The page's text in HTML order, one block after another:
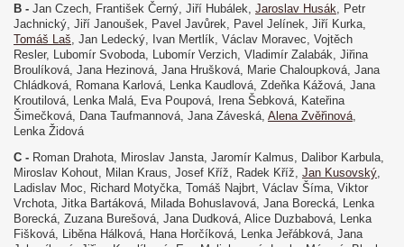
B - Jan Czech, František Černý, Jiří Hubálek, Jaroslav Husák , Petr
Jachnický, Jiří Janoušek, Pavel Javůrek, Pavel Jelínek, Jiří Kurka,
Tomáš Laš , Jan Ledecký, Ivan Mertlík, Václav Moravec, Vojtěch
Resler, Lubomír Svoboda, Lubomír Verzich, Vladimír Zalabák, Jiřina
Broulíková, Jana Hezinová, Jana Hrušková, Marie Chaloupková, Jana
Chládková, Romana Karlová, Lenka Kaudlová, Zdeňka Kážová, Jana
Kroutilová, Lenka Malá, Eva Poupová, Irena Šebková, Kateřina
Šimečková, Dana Taufmannová, Jana Záveská, Alena Zvěřinová
Lenka Židová
C - Roman Drahota, Miroslav Jansta, Jaromír Kalmus, Dalibor Karbula,
Miroslav Kohout, Milan Kraus, Josef Kříž, Radek Kříž, Jan Kusovský,
Ladislav Moc, Richard Motyčka, Tomáš Najbrt, Václav Šíma, Viktor
Vrchota, Jitka Bartáková, Milada Bohuslavová, Jana Borecká, Lenka
Borecká, Zuzana Burešová, Jana Dudková, Alice Duzbabová, Lenka
Fišková, Liběna Hálková, Hana Horčíková, Lenka Jeřábková, Jana